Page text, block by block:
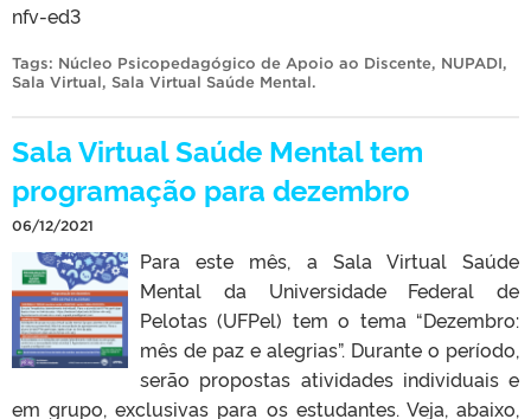
nfv-ed3
Tags: Núcleo Psicopedagógico de Apoio ao Discente, NUPADI,
Sala Virtual, Sala Virtual Saúde Mental.
Sala Virtual Saúde Mental tem
programação para dezembro
06/12/2021
Para este mês, a Sala Virtual Saúde
Mental da Universidade Federal de
Pelotas (UFPel) tem o tema “Dezembro:
mês de paz e alegrias”. Durante o período,
serão propostas atividades individuais e
em grupo, exclusivas para os estudantes. Veja, abaixo,